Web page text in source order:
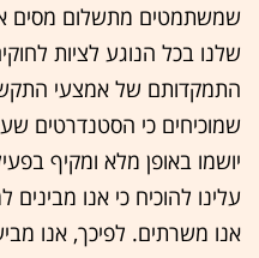
שמשתמטים מתשלום מסים
שלנו בכל הנוגע לציות
התמקדותם של אמצעי
שמוכיחים כי הסטנדרטים
עלינו להוכיח כי אנו
אנו משרתים. לפיכך, אנו